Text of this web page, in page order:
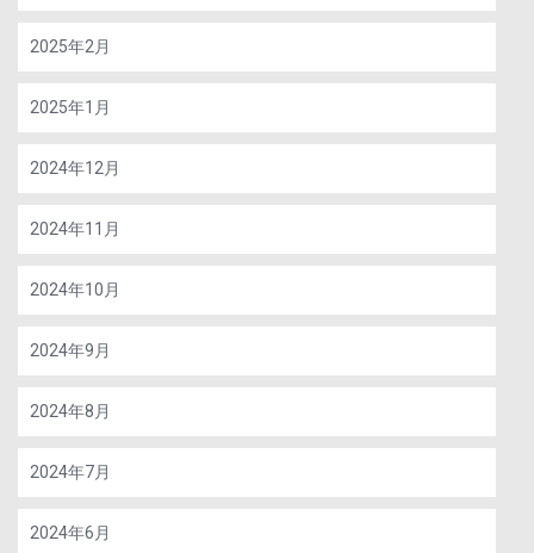
2025年2月
2025年1月
2024年12月
2024年11月
2024年10月
2024年9月
2024年8月
2024年7月
2024年6月